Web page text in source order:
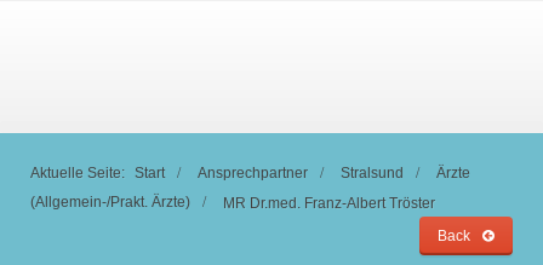
Aktuelle Seite: Start Ansprechpartner Stralsund
Ärzte
(Allgemein-/Prakt. Ärzte)
MR Dr.med. Franz-Albert Tröster
Back